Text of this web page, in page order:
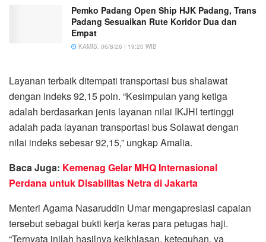
Pemko Padang Open Ship HJK Padang, Trans
Padang Sesuaikan Rute Koridor Dua dan
Empat
KAMIS, 06/8/26 | 19:20 WIB
Layanan terbaik ditempati transportasi bus shalawat
dengan indeks 92,15 poin. “Kesimpulan yang ketiga
adalah berdasarkan jenis layanan nilai IKJHI tertinggi
adalah pada layanan transportasi bus Solawat dengan
nilai indeks sebesar 92,15,” ungkap Amalia.
Baca Juga: Kemenag Gelar MHQ Internasional
Perdana untuk Disabilitas Netra di Jakarta
Menteri Agama Nasaruddin Umar mengapresiasi capaian
tersebut sebagai bukti kerja keras para petugas haji.
“Ternyata inilah hasilnya keikhlasan, keteguhan, ya